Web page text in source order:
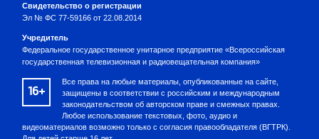
Свидетельство о регистрации
Эл № ФС 77-59166 от 22.08.2014
Учредитель
Федеральное государственное унитарное предприятие «Всероссийская
государственная телевизионная и радиовещательная компания»
16+
Все права на любые материалы, опубликованные на сайте,
защищены в соответствии с российским и международным
законодательством об авторском праве и смежных правах.
Любое использование текстовых, фото, аудио и
видеоматериалов возможно только с согласия правообладателя (ВГТРК).